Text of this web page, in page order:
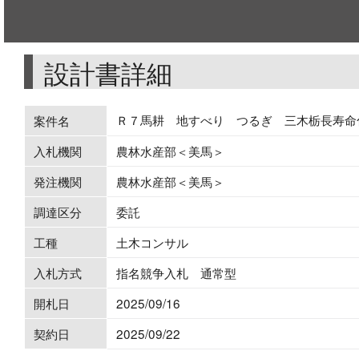
設計書詳細
案件名
Ｒ７馬耕 地すべり つるぎ 三木栃長寿命
入札機関
農林水産部＜美馬＞
発注機関
農林水産部＜美馬＞
調達区分
委託
工種
土木コンサル
入札方式
指名競争入札 通常型
開札日
2025/09/16
契約日
2025/09/22